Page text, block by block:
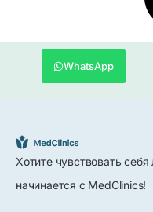
WhatsApp
Хотите чувствовать
начинается с MedClinics!